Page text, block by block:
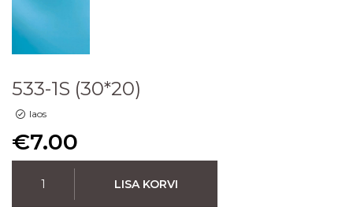
533-1S (30*20)
laos
€7.00
LISA KORVI